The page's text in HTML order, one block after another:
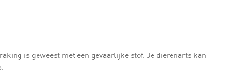
is geweest met een gevaarlijke stof. Je dierenarts kan